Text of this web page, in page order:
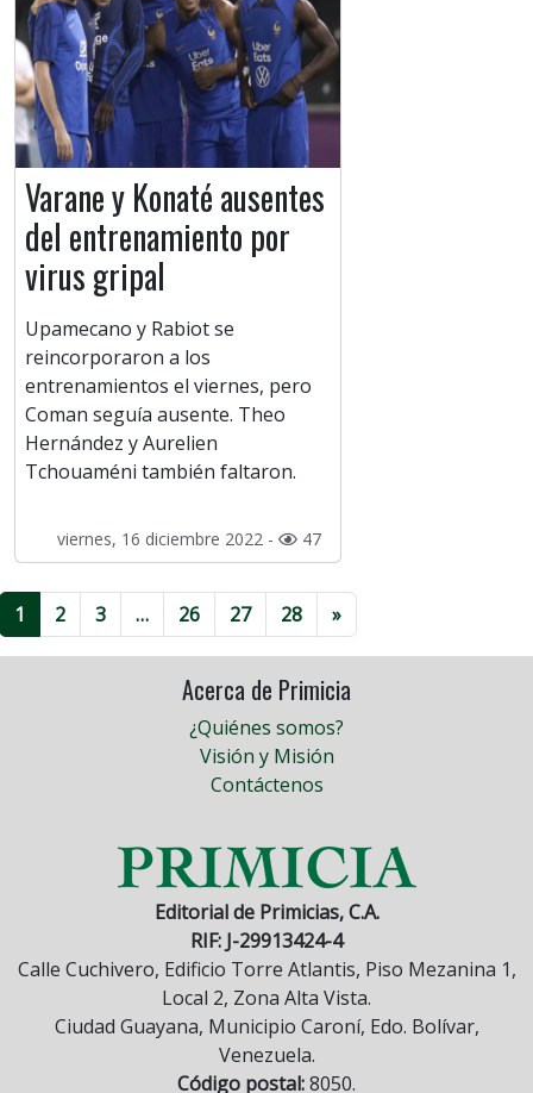
Varane y Konaté ausentes
del entrenamiento por
virus gripal
Upamecano y Rabiot se
reincorporaron a los
entrenamientos el viernes, pero
Coman seguía ausente. Theo
Hernández y Aurelien
Tchouaméni también faltaron.
viernes, 16 diciembre 2022 - 47
1 2 3 … 26 27 28 »
Acerca de Primicia
¿Quiénes somos?
Visión y Misión
Contáctenos
Editorial de Primicias, C.A.
RIF: J-29913424-4
Calle Cuchivero, Edificio Torre Atlantis, Piso Mezanina 1,
Local 2, Zona Alta Vista.
Ciudad Guayana, Municipio Caroní, Edo. Bolívar,
Venezuela.
Código postal:8050.